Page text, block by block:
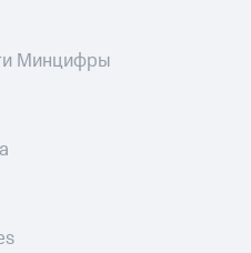
Минцифры